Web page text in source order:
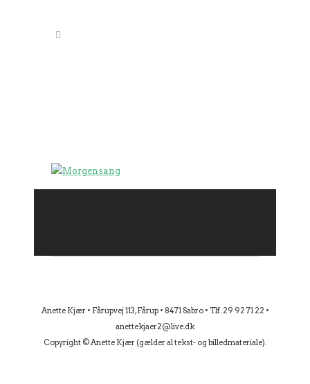
Anette Kjær • Fårupvej 113, Fårup • 8471 Sabro • Tlf. 29 92 71 22 •
anettekjaer2@live.dk
Copyright © Anette Kjær (gælder al tekst- og billedmateriale).